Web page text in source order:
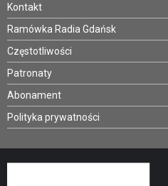
Kontakt
Ramówka Radia Gdańsk
Częstotliwości
Patronaty
Abonament
Polityka prywatności